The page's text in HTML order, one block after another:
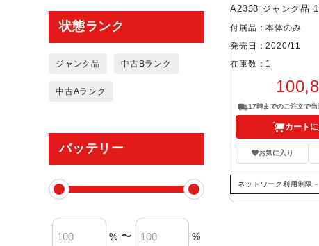
状態ランク
ジャンク品 中古Bランク
中古Aランク
バッテリー
% 〜 %
A2338 ジャンク品
付属品：本体のみ
発売日：2020/11
在庫数：1
17時までのご注文で
カート
お気に入り
ネットワーク利用制限－